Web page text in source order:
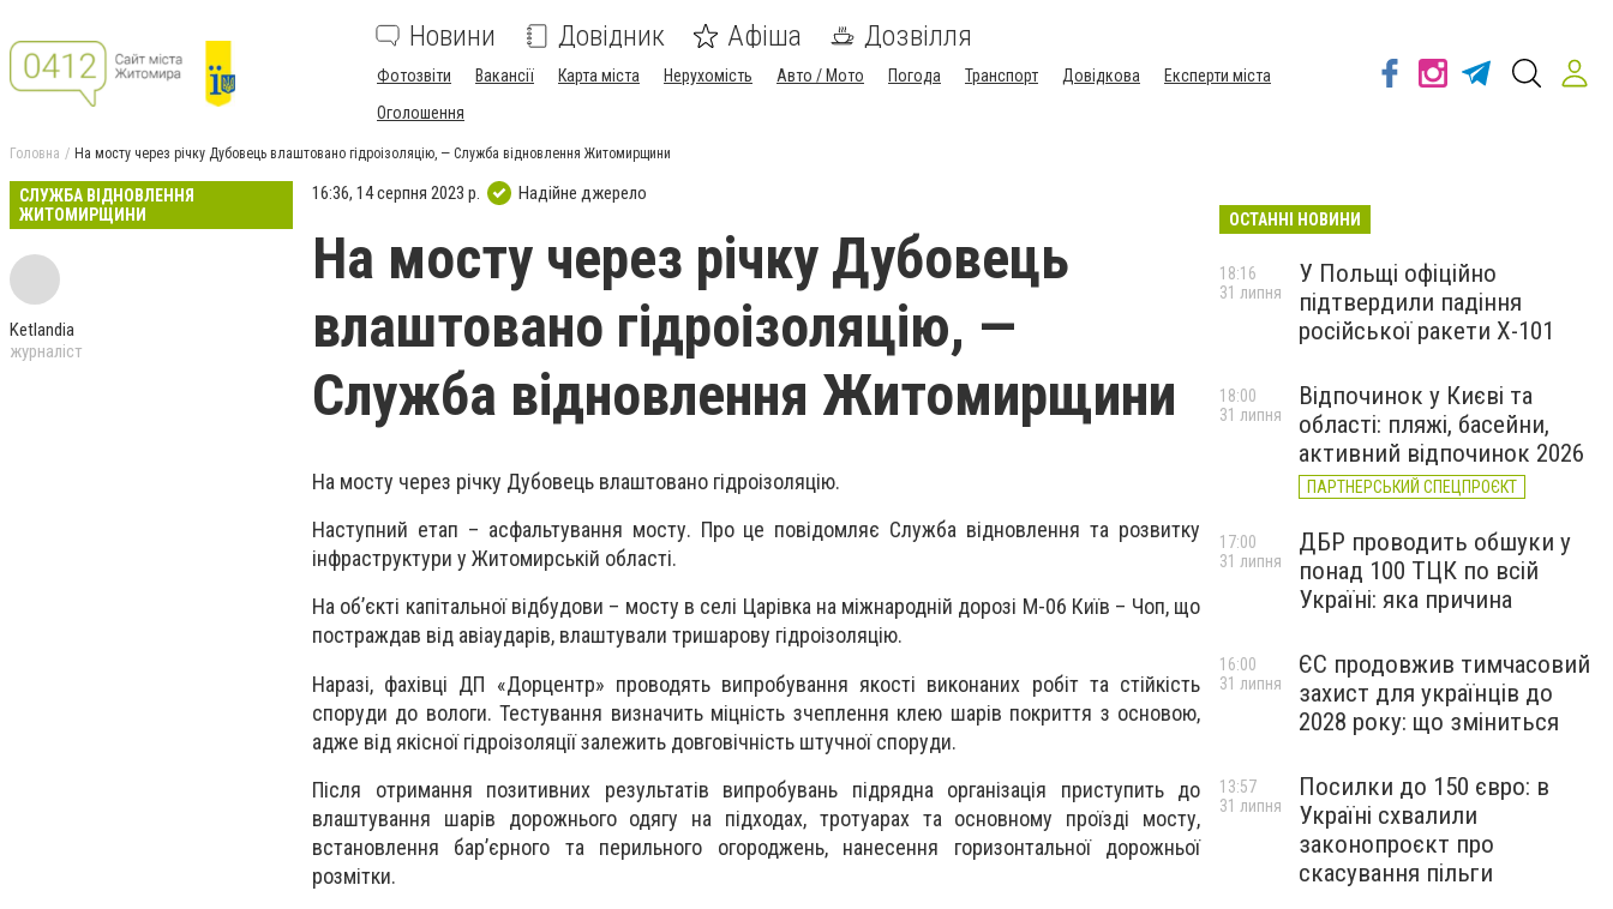
Новини Довідник Афіша Дозвілля
Фотозвіти Вакансії Карта міста Нерухомість Авто / Мото Погода Транспорт Довідкова
Експерти міста
Оголошення
Головна На мосту через річку Дубовець влаштовано гідроізоляцію, — Служба відновлення Житомирщини
СЛУЖБА ВІДНОВЛЕННЯ
ЖИТОМИРЩИНИ
Ketlandia
журналіст
16:36, 14 серпня 2023 р. Надійне джерело
На мосту через річку Дубовець
влаштовано гідроізоляцію, —
Служба відновлення Житомирщини
На мосту через річку Дубовець влаштовано гідроізоляцію.
Наступний етап – асфальтування мосту. Про це повідомляє Служба відновлення та розвитку
інфраструктури у Житомирській області.
На об’єкті капітальної відбудови – мосту в селі Царівка на міжнародній дорозі М-06 Київ – Чоп, що
постраждав від авіаударів, влаштували тришарову гідроізоляцію.
Наразі, фахівці ДП «Дорцентр» проводять випробування якості виконаних робіт та стійкість
споруди до вологи. Тестування визначить міцність зчеплення клею шарів покриття з основою,
адже від якісної гідроізоляції залежить довговічність штучної споруди.
Після отримання позитивних результатів випробувань підрядна організація приступить до
влаштування шарів дорожнього одягу на підходах, тротуарах та основному проїзді мосту,
встановлення бар’єрного та перильного огороджень, нанесення горизонтальної дорожньої
розмітки.
ОСТАННІ НОВИНИ
У Польщі офіційно
підтвердили падіння
російської ракети Х-101
18:16
31 липня
Відпочинок у Києві та
області: пляжі, басейни,
активний відпочинок 2026
ПАРТНЕРСЬКИЙ СПЕЦПРОЄКТ
18:00
31 липня
ДБР проводить обшуки у
понад 100 ТЦК по всій
Україні: яка причина
17:00
31 липня
ЄС продовжив тимчасовий
захист для українців до
2028 року: що зміниться
16:00
31 липня
Посилки до 150 євро: в
Україні схвалили
законопроєкт про
скасування пільги
13:57
31 липня